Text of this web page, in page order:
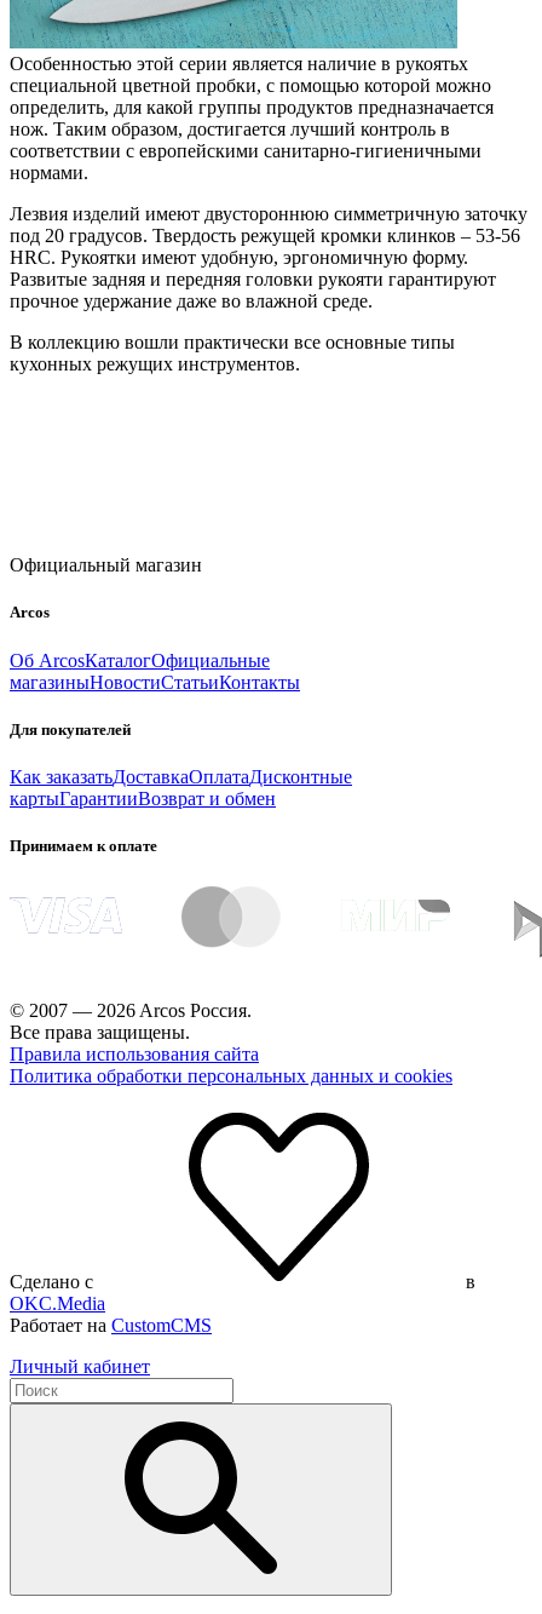
Особенностью этой серии является наличие в рукоятьх
специальной цветной пробки, с помощью которой можно
определить, для какой группы продуктов предназначается
нож. Таким образом, достигается лучший контроль в
соответствии с европейскими санитарно-гигиеничными
нормами.
Лезвия изделий имеют двустороннюю симметричную заточку
под 20 градусов. Твердость режущей кромки клинков – 53-56
HRC. Рукоятки имеют удобную, эргономичную форму.
Развитые задняя и передняя головки рукояти гарантируют
прочное удержание даже во влажной среде.
В коллекцию вошли практически все основные типы
кухонных режущих инструментов.
Официальный магазин
Arcos
Об ArcosКаталогОфициальные
магазиныНовостиСтатьиКонтакты
Для покупателей
Как заказатьДоставкаОплатаДисконтные
картыГарантииВозврат и обмен
Принимаем к оплате
© 2007 — 2026 Arcos Россия.
Все права защищены.
Правила использования сайта
Политика обработки персональных данных и cookies
Сделано с
в
OKC.Media
Работает на CustomCMS
Личный кабинет